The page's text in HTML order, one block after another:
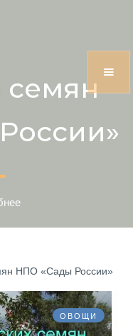
семян
НПО «Сады России»
ОВОЩИ